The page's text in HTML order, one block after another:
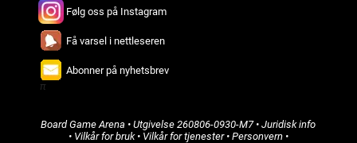
Følg oss på Instagram
Få varsel i nettleseren
Abonner på nyhetsbrev
Board Game Arena • Utgivelse260806-0930-M7•Juridisk info
• Vilkår for bruk• Vilkår for tjenester• Personvern•
π